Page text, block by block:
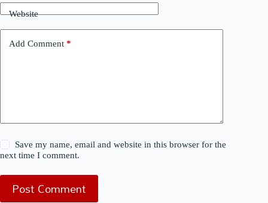
Website
Add Comment *
Save my name, email and website in this browser for the
next time I comment.
Post Comment